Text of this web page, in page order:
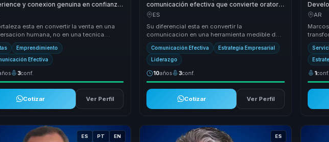
y conexion genuina en confianza
emprendedores, lideres y equipos.
esta en convertir la venta en una
humana, no en una tecnica
Combina experiencia emprendedora,
Emprendimiento
Efectiva
3conf.
Cotizar Ver Perfil
comunicación efectiva que convierte oratoria
y presencia en claridad y decisiones para
ES
Su diferencial esta en convertir la
comunicacion en una herramienta medible de
influencia. Une storytelling, estructura,
presencia y pers...
Comunicación Efectiva Estrategia Empresarial
Liderazgo
10años 3conf.
Cotizar Ver Perfil
AR
atrás
1conf.
ES PT EN ES